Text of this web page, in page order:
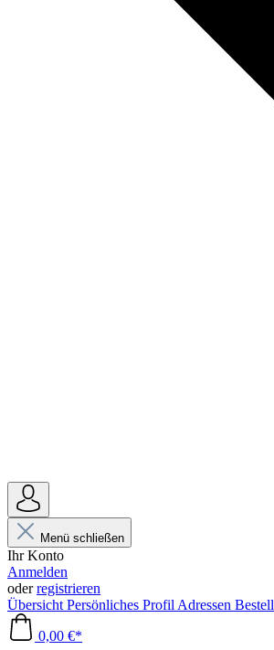
Menü schließen
Ihr Konto
Anmelden
oderregistrieren
Übersicht Persönliches Profil Adressen
0,00 €*